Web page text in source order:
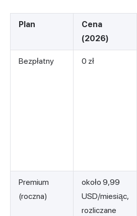
Plan
Cena
(2026)
Bezpłatny 0 zł
Premium
(roczna)
około 9,99
USD/miesiąc,
rozliczane